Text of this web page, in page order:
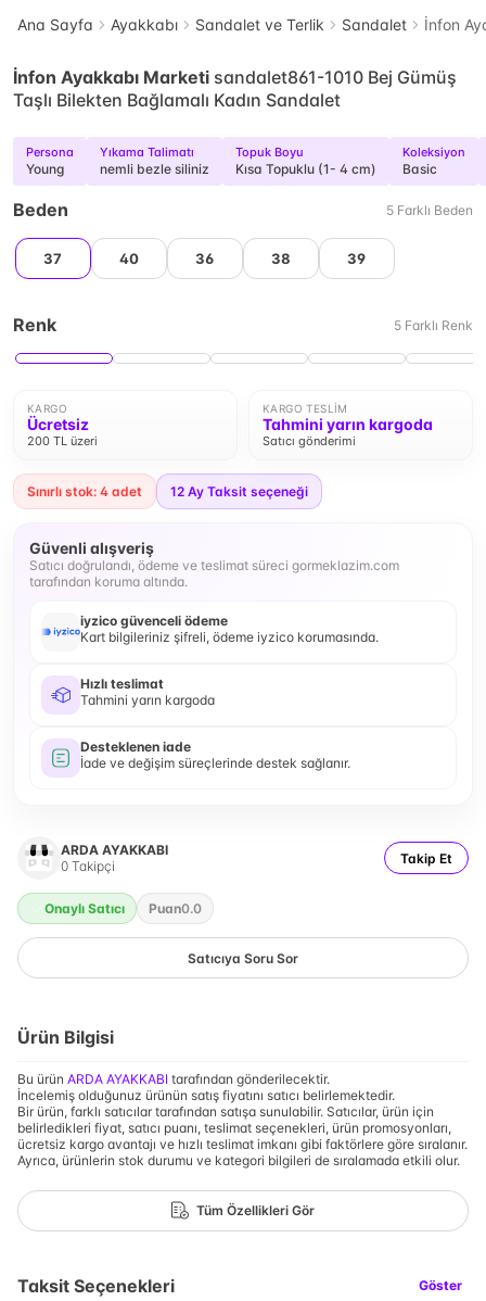
Ana Sayfa Ayakkabı Sandalet ve Terlik Sandalet İnfon
İnfon Ayakkabı Marketi sandalet861-1010 Bej Gümüş
Taşlı Bilekten Bağlamalı Kadın Sandalet
Persona
Young
Yıkama Talimatı
nemli bezle siliniz
Topuk Boyu
Kısa Topuklu (1- 4 cm)
Koleksiyon
Basic
Beden 5 Farklı Beden
37 40 36 38 39
Renk 5 Farklı Renk
KARGO
Ücretsiz
200 TL üzeri
KARGO TESLIM
Tahmini yarın kargoda
Satıcı gönderimi
Sınırlı stok: 4 adet 12 Ay Taksit seçeneği
Güvenli alışveriş
Satıcı doğrulandı, ödeme ve teslimat süreci gormeklazim.com
tarafından koruma altında.
iyzico güvenceli ödeme
Kart bilgileriniz şifreli, ödeme iyzico korumasında.
Hızlı teslimat
Tahmini yarın kargoda
Desteklenen iade
İade ve değişim süreçlerinde destek sağlanır.
ARDA AYAKKABI
0 Takipçi Takip Et
Onaylı Satıcı Puan0.0
Satıcıya Soru Sor
Ürün Bilgisi
Bu ürün ARDA AYAKKABI tarafından gönderilecektir.
İncelemiş olduğunuz ürünün satış fiyatını satıcı belirlemektedir.
Bir ürün, farklı satıcılar tarafından satışa sunulabilir. Satıcılar, ürün için
belirledikleri fiyat, satıcı puanı, teslimat seçenekleri, ürün promosyonları,
ücretsiz kargo avantajı ve hızlı teslimat imkanı gibi faktörlere göre sıralanır.
Ayrıca, ürünlerin stok durumu ve kategori bilgileri de sıralamada etkili olur.
Tüm Özellikleri Gör
Taksit Seçenekleri Göster